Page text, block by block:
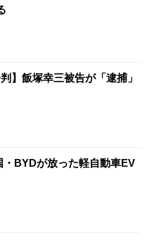
】飯塚幸三被告が「逮捕」
・BYDが放った軽自動車EV